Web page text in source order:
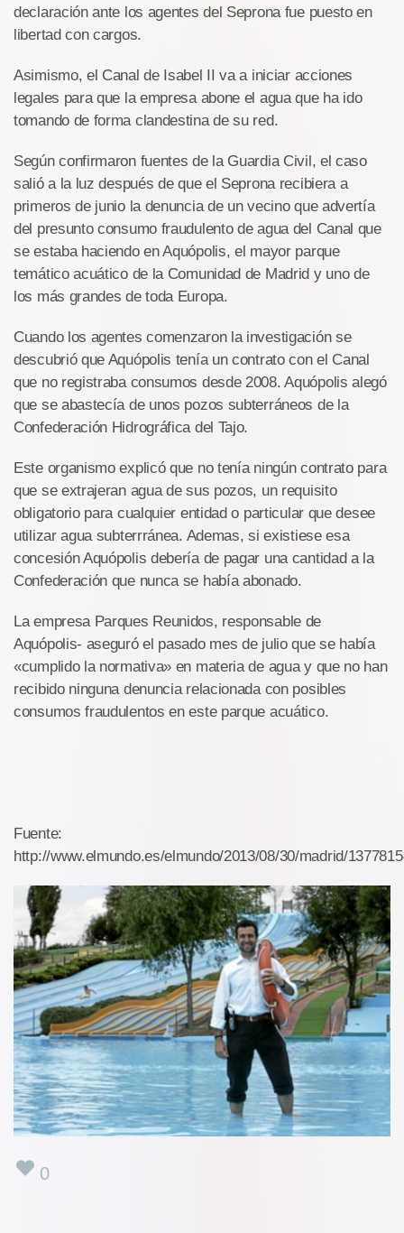
declaración ante los agentes del Seprona fue puesto en
libertad con cargos.
Asimismo, el Canal de Isabel II va a iniciar acciones
legales para que la empresa abone el agua que ha ido
tomando de forma clandestina de su red.
Según confirmaron fuentes de la Guardia Civil, el caso
salió a la luz después de que el Seprona recibiera a
primeros de junio la denuncia de un vecino que advertía
del presunto consumo fraudulento de agua del Canal que
se estaba haciendo en Aquópolis, el mayor parque
temático acuático de la Comunidad de Madrid y uno de
los más grandes de toda Europa.
Cuando los agentes comenzaron la investigación se
descubrió que Aquópolis tenía un contrato con el Canal
que no registraba consumos desde 2008. Aquópolis alegó
que se abastecía de unos pozos subterráneos de la
Confederación Hidrográfica del Tajo.
Este organismo explicó que no tenía ningún contrato para
que se extrajeran agua de sus pozos, un requisito
obligatorio para cualquier entidad o particular que desee
utilizar agua subterrránea. Ademas, si existiese esa
concesión Aquópolis debería de pagar una cantidad a la
Confederación que nunca se había abonado.
La empresa Parques Reunidos, responsable de
Aquópolis- aseguró el pasado mes de julio que se había
«cumplido la normativa» en materia de agua y que no han
recibido ninguna denuncia relacionada con posibles
consumos fraudulentos en este parque acuático.
Fuente:
http://www.elmundo.es/elmundo/2013/08/30/madrid/
0